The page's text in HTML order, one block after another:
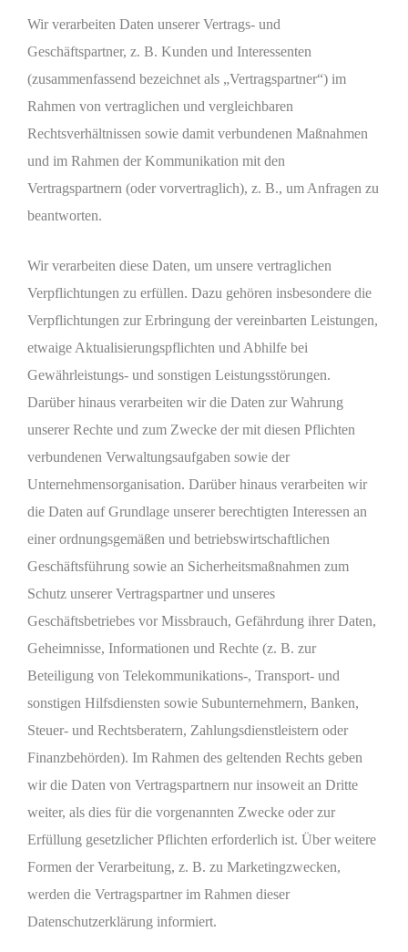
Wir verarbeiten Daten unserer Vertrags- und
Geschäftspartner, z. B. Kunden und Interessenten
(zusammenfassend bezeichnet als „Vertragspartner“) im
Rahmen von vertraglichen und vergleichbaren
Rechtsverhältnissen sowie damit verbundenen Maßnahmen
und im Rahmen der Kommunikation mit den
Vertragspartnern (oder vorvertraglich), z. B., um Anfragen zu
beantworten.
Wir verarbeiten diese Daten, um unsere vertraglichen
Verpflichtungen zu erfüllen. Dazu gehören insbesondere die
Verpflichtungen zur Erbringung der vereinbarten Leistungen,
etwaige Aktualisierungspflichten und Abhilfe bei
Gewährleistungs- und sonstigen Leistungsstörungen.
Darüber hinaus verarbeiten wir die Daten zur Wahrung
unserer Rechte und zum Zwecke der mit diesen Pflichten
verbundenen Verwaltungsaufgaben sowie der
Unternehmensorganisation. Darüber hinaus verarbeiten wir
die Daten auf Grundlage unserer berechtigten Interessen an
einer ordnungsgemäßen und betriebswirtschaftlichen
Geschäftsführung sowie an Sicherheitsmaßnahmen zum
Schutz unserer Vertragspartner und unseres
Geschäftsbetriebes vor Missbrauch, Gefährdung ihrer Daten,
Geheimnisse, Informationen und Rechte (z. B. zur
Beteiligung von Telekommunikations-, Transport- und
sonstigen Hilfsdiensten sowie Subunternehmern, Banken,
Steuer- und Rechtsberatern, Zahlungsdienstleistern oder
Finanzbehörden). Im Rahmen des geltenden Rechts geben
wir die Daten von Vertragspartnern nur insoweit an Dritte
weiter, als dies für die vorgenannten Zwecke oder zur
Erfüllung gesetzlicher Pflichten erforderlich ist. Über weitere
Formen der Verarbeitung, z. B. zu Marketingzwecken,
werden die Vertragspartner im Rahmen dieser
Datenschutzerklärung informiert.